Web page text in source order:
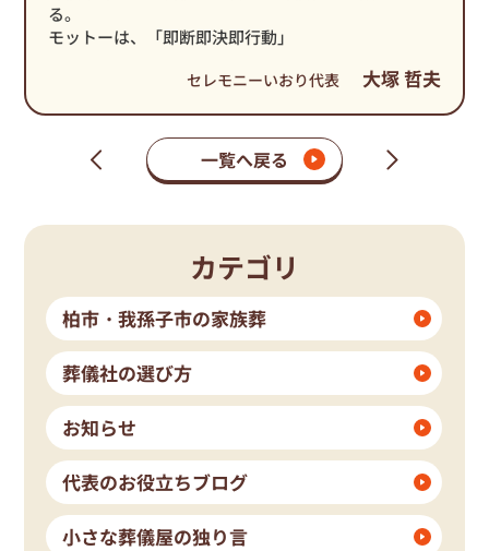
る。
モットーは、「即断即決即行動」
セレモニーいおり代表 大塚 哲夫
ー
一覧へ戻る
前
ー
カテゴリ
柏市・我孫子市の家族葬
葬儀社の選び方
お知らせ
代表のお役立ちブログ
小さな葬儀屋の独り言